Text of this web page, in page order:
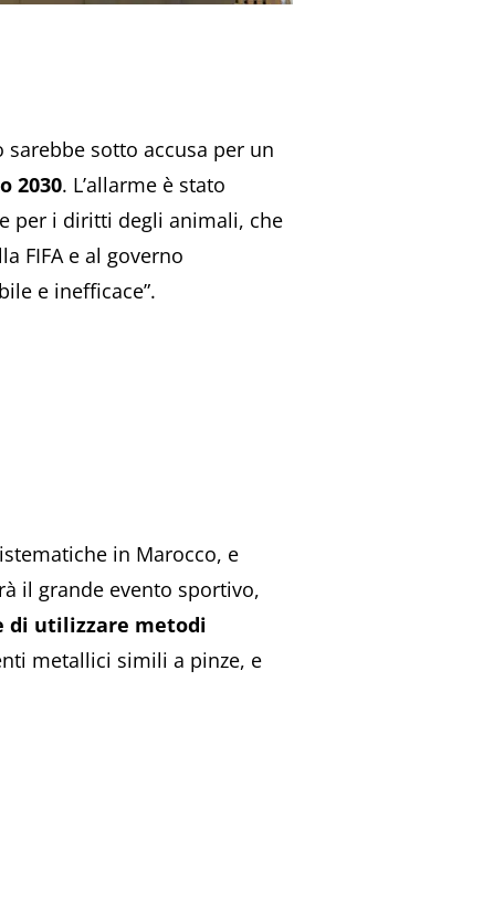
sarebbe sotto accusa per un
2030. L’allarme è stato
per i diritti degli animali, che
FIFA e al governo
e inefficace”.
in Marocco, e
il grande evento sportivo,
di utilizzare metodi
metallici simili a pinze, e